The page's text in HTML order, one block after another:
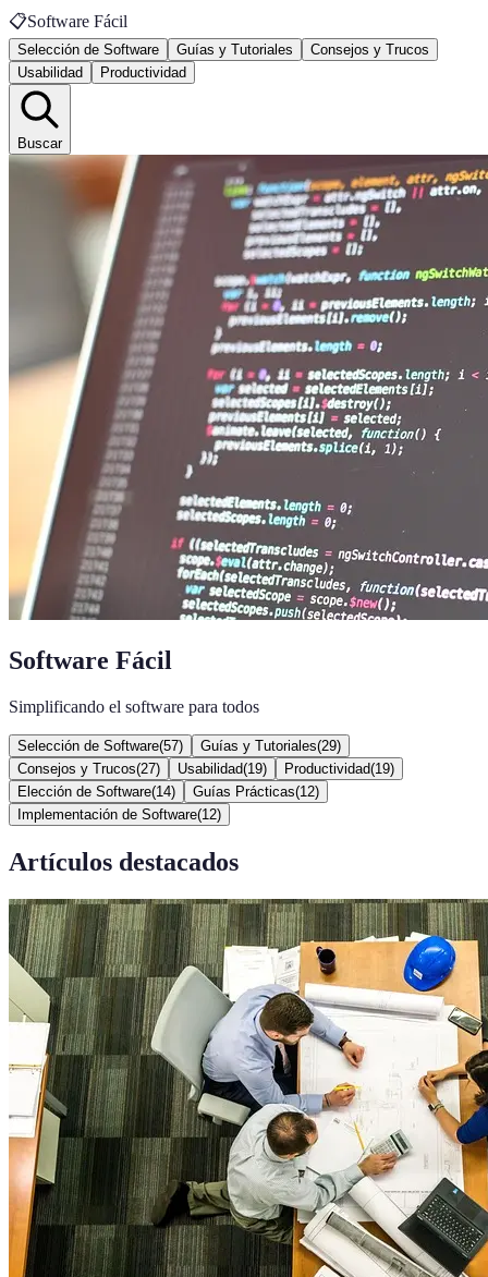
📋Software Fácil
Selección de Software Guías y Tutoriales
Consejos y Trucos
Usabilidad
Productividad
Buscar
Software Fácil
Simplificando el software para todos
Selección de Software(57) Guías y Tutoriales(29)
Consejos y Trucos(27) Usabilidad(19) Productividad(19)
Elección de Software(14) Guías Prácticas(12)
Implementación de Software(12)
Artículos destacados